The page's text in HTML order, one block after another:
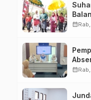
calendar_month
calendar_month